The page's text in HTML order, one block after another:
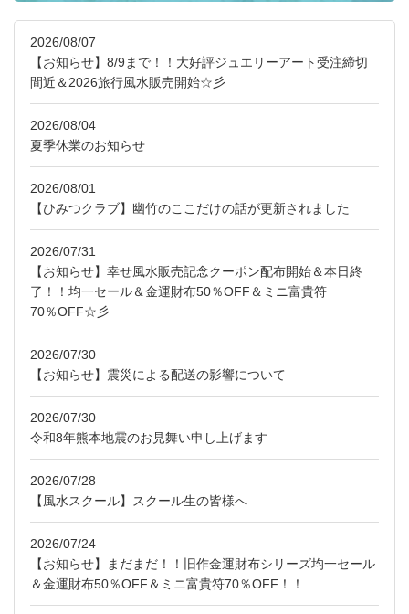
2026/08/07
【お知らせ】8/9まで！！大好評ジュエリーアート受注締切
間近＆2026旅行風水販売開始☆彡
2026/08/04
夏季休業のお知らせ
2026/08/01
【ひみつクラブ】幽竹のここだけの話が更新されました
2026/07/31
【お知らせ】幸せ風水販売記念クーポン配布開始＆本日終
了！！均一セール＆金運財布50％OFF＆ミニ富貴符
70％OFF☆彡
2026/07/30
【お知らせ】震災による配送の影響について
2026/07/30
令和8年熊本地震のお見舞い申し上げます
2026/07/28
【風水スクール】スクール生の皆様へ
2026/07/24
【お知らせ】まだまだ！！旧作金運財布シリーズ均一セール
＆金運財布50％OFF＆ミニ富貴符70％OFF！！